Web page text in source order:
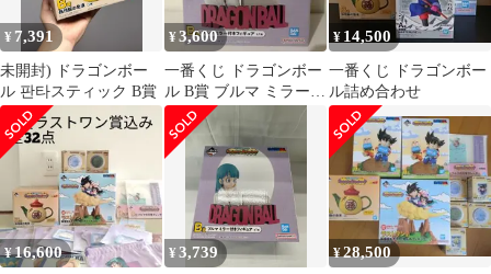
¥ 7,391
未開封) ドラゴンボー
ル 판타スティック B賞
¥3,600
一番くじ ドラゴンボー
ル B賞 ブルマ ミラー付
きフィギュア
¥ 14,500
一番くじ ドラゴンボー
ル詰め合わせ
¥16,600 ¥3,739 ¥28,500